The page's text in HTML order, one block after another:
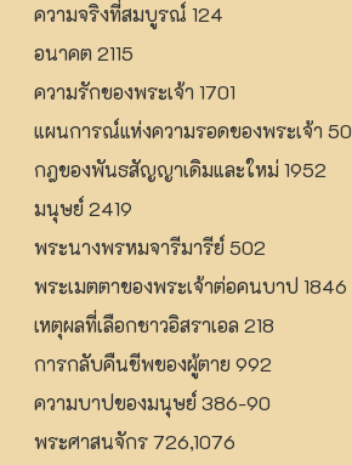
มจริงที่สมบูรณ์ 124
าคต 2115
มรักของพระเจ้า 1701
การณ์แห่งความรอดของพระเจ้า 50
องพันธสัญญาเดิมและใหม่ 1952
ษย์ 2419
นางพรหมจารีมารีย์ 502
เมตตาของพระเจ้าต่อคนบาป 1846
ผลที่เลือกชาวอิสราเอล 218
กลับคืนชีพของผู้ตาย 992
มบาปของมนุษย์ 386-90
ศาสนจักร 726,1076